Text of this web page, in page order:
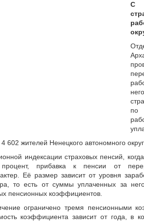
С
по
602 жителей Ненецкого автономного
индексации страховых пенсий,
прибавка к пенсии от
Её размер зависит от уровня
то есть от суммы уплаченных за
пенсионных коэффициентов.
ограничено тремя пенсионными
коэффициента зависит от года, в